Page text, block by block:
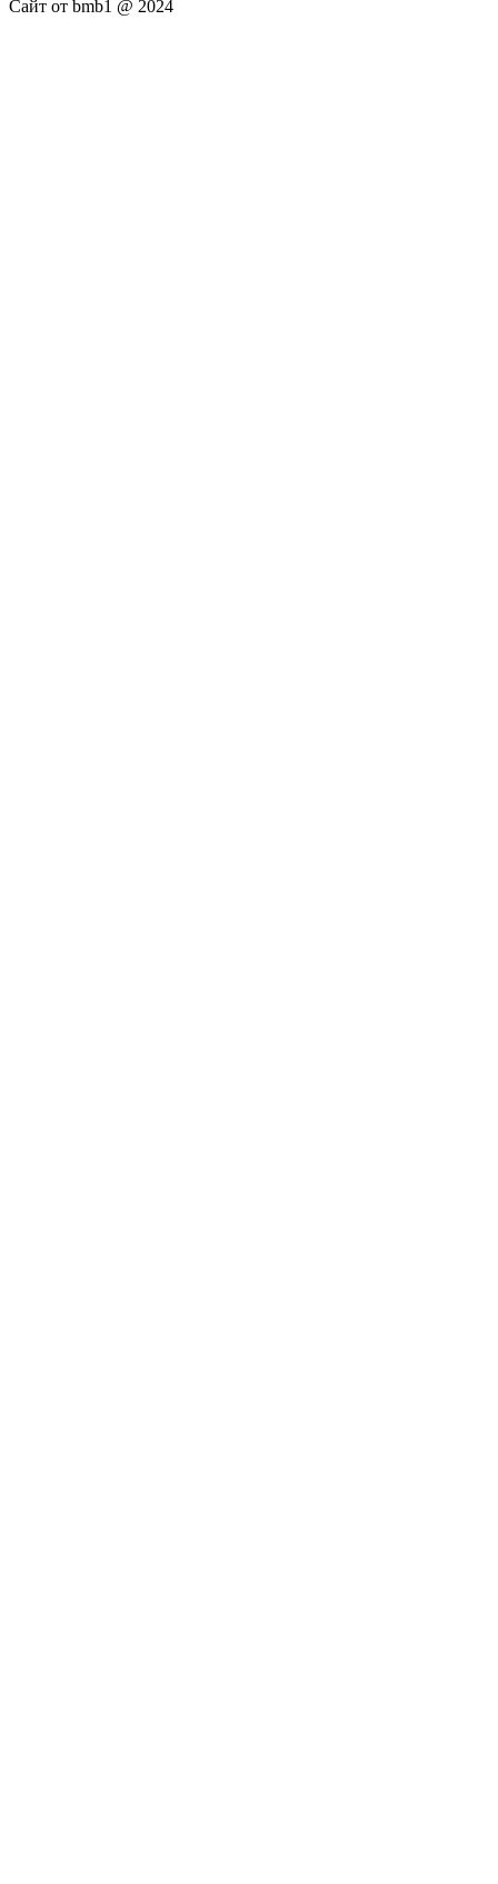
Сайт от bmb1 @ 2024